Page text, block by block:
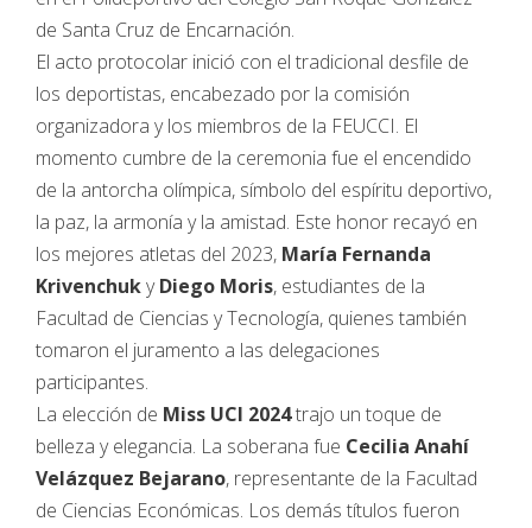
de Santa Cruz de Encarnación.
El acto protocolar inició con el tradicional desfile de
los deportistas, encabezado por la comisión
organizadora y los miembros de la FEUCCI. El
momento cumbre de la ceremonia fue el encendido
de la antorcha olímpica, símbolo del espíritu deportivo,
la paz, la armonía y la amistad. Este honor recayó en
los mejores atletas del 2023, María Fernanda
KrivenchukyDiego Moris, estudiantes de la
Facultad de Ciencias y Tecnología, quienes también
tomaron el juramento a las delegaciones
participantes.
La elección de Miss UCI 2024trajo un toque de
belleza y elegancia. La soberana fue Cecilia Anahí
Velázquez Bejarano, representante de la Facultad
de Ciencias Económicas. Los demás títulos fueron